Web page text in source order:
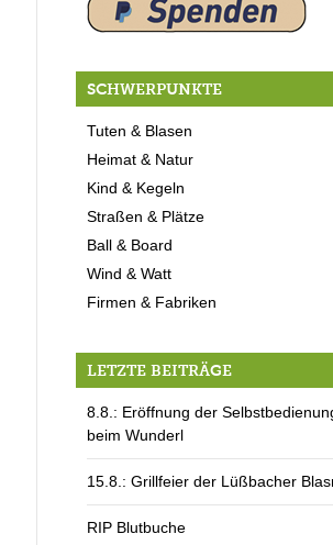
SCHWERPUNKTE
Tuten & Blasen
Heimat & Natur
Kind & Kegeln
Straßen & Plätze
Ball & Board
Wind & Watt
Firmen & Fabriken
LETZTE BEITRÄGE
8.8.: Eröffnung der
beim Wunderl
15.8.: Grillfeier der Lüßbacher
RIP Blutbuche